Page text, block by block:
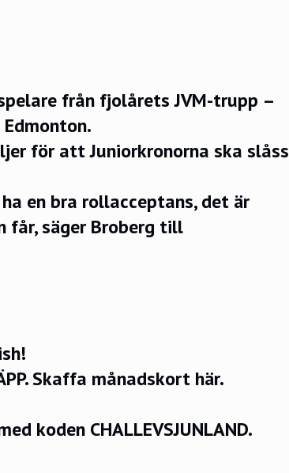
från fjolårets JVM-trupp –
för att Juniorkronorna ska slåss
en bra rollacceptans, det är
får, säger Broberg till
Skaffa månadskort här.
koden CHALLEVSJUNLAND.